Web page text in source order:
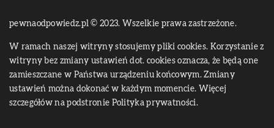
pewnaodpowiedz.pl © 2023. Wszelkie prawa zastrzeżone.
W ramach naszej witryny stosujemy pliki cookies. Korzystanie z
witryny bez zmiany ustawień dot. cookies oznacza, że będą one
zamieszczane w Państwa urządzeniu końcowym. Zmiany
ustawień można dokonać w każdym momencie. Więcej
szczegółów na podstronie Polityka prywatności.